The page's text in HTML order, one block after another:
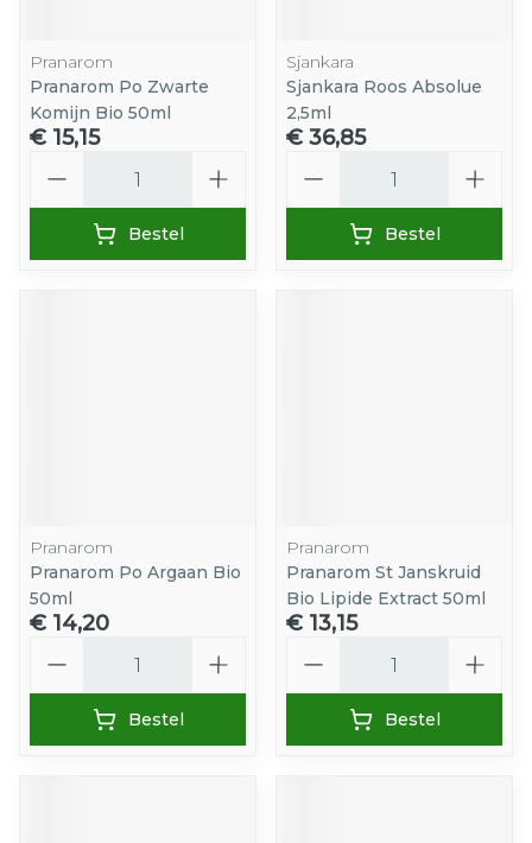
Pranarom
Pranarom Po Zwarte
Komijn Bio 50ml
€ 15,15
Bestel
Sjankara
Sjankara Roos Absolue
2,5ml
€ 36,85
Bestel
Pranarom
Pranarom Po Argaan Bio
50ml
€ 14,20
Bestel
Pranarom
Pranarom St Janskruid
Bio Lipide Extract 50ml
€ 13,15
Bestel